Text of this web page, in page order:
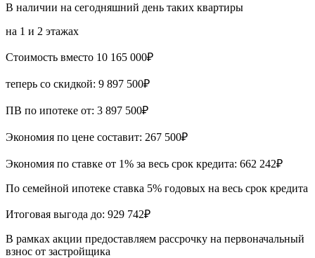
В наличии на сегодняшний день таких квартиры
на 1 и 2 этажах
Стоимость вместо 10 165 000₽
теперь со скидкой: 9 897 500₽
ПВ по ипотеке от: 3 897 500₽
Экономия по цене составит: 267 500₽
Экономия по ставке от 1% за весь срок кредита: 662 242₽
По семейной ипотеке ставка 5% годовых на весь срок кредита
Итоговая выгода до: 929 742₽
В рамках акции предоставляем рассрочку на первоначальный
взнос от застройщика